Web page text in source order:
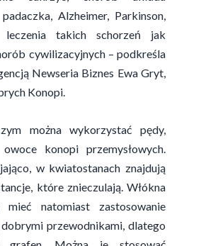
Alzheimer, Parkinson,
takich schorzeń jak
cywilizacyjnych – podkreśla
Newseria Biznes Ewa Gryt,
Konopi.
można wykorzystać pędy,
konopi przemysłowych.
w kwiatostanach znajdują
które znieczulają. Włókna
mieć natomiast zastosowanie
dobrymi przewodnikami, dlatego